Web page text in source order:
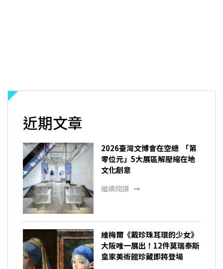
近期文章
2026臺灣文博會在空總 「第
零位元」5大展區解壓縮在地
文化創意
繼續閱讀
維梅爾《戴珍珠耳環的少女》
大阪唯一展出！12件莫瑞泰斯
皇家美術館珍藏即將登場